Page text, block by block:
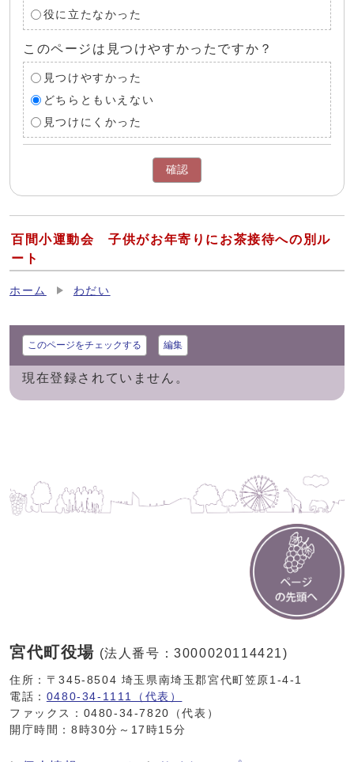
役に立たなかった
このページは見つけやすかったですか？
見つけやすかった
どちらともいえない
見つけにくかった
確認
百間小運動会 子供がお年寄りにお茶接待への別ル
ート
ホーム わだい
このページをチェックする 編集
現在登録されていません。
宮代町役場 (法人番号：3000020114421)
住所：〒345-8504 埼玉県南埼玉郡宮代町笠原1-4-1
電話： 0480-34-1111（代表）
ファックス：0480-34-7820（代表）
開庁時間：8時30分～17時15分